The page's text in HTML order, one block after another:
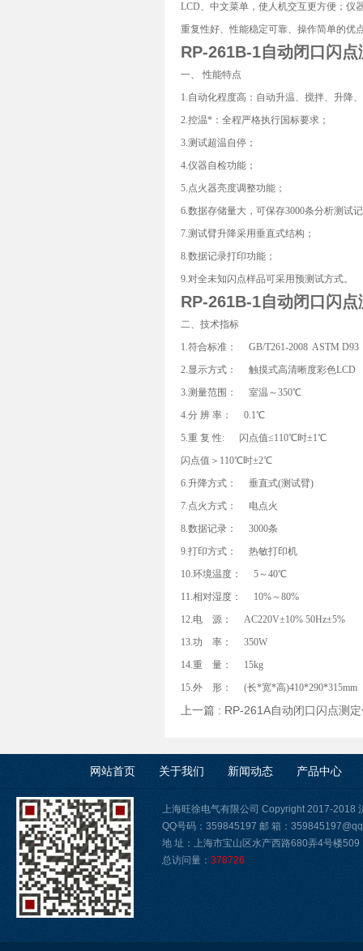
LCD、中文菜单，使人机交互更方便；仪
重复性好、性能稳定可靠、操作简单的优
RP-261B-1自动闭口闪点
一、 性能特点
1.自动化程度高：自动升温、搅拌、升降
2.控温*：全程严格执行国标要求；
3.测试超温自停；
4.仪器自检功能；
5.点火器亮度调整功能；
6.数据存储量大，可保存3000条分析测试
7.测试臂升降采用垂直式结构；
8.数据记录打印功能；
9.对全未知闪点样品可采用预测试方式。
RP-261B-1自动闭口闪点
二、技术指标
1.符合标准： GB/T261-2008 ASTM D93
2.显示方式： 触摸式高清晰度彩色LCD
3.测量范围： 室温～350℃
4.分 辨 率： 0.1℃
5.重 复 性: 闪点值≤110℃时±1℃
闪点值＞110℃时±2℃
6.升降方式： 垂直式(测试臂)
7.点火方式： 电点火
8.数据记录： 3000条
9.打印方式： 热敏打印机
10.环境温度： 5～40℃
11.相对湿度： 10%～80%
12.电 源： AC220V±10% 50Hz±5%
13.功 率： 350W
14.重 量： 15kg
15.外 形： (长*宽*高)410*290*315mm
上一篇 : RP-261A自动闭口闪点测
网站首页 关于我们 新闻动态 产品中心
上海旺徐电气有限公司 Copyright 2017-2018
QQ号码：359845197 邮 箱：
地 址：上海市宝山区水产西路680弄4号楼509
总访问量： 378726